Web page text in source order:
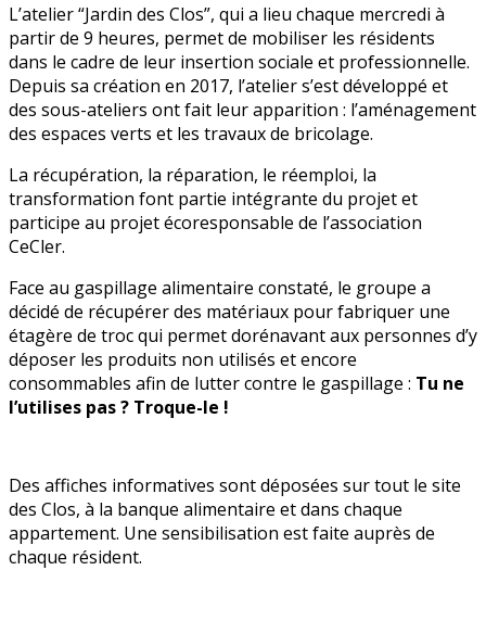
L’atelier “Jardin des Clos”, qui a lieu chaque mercredi à
partir de 9 heures, permet de mobiliser les résidents
dans le cadre de leur insertion sociale et professionnelle.
Depuis sa création en 2017, l’atelier s’est développé et
des sous-ateliers ont fait leur apparition : l’aménagement
des espaces verts et les travaux de bricolage.
La récupération, la réparation, le réemploi, la
transformation font partie intégrante du projet et
participe au projet écoresponsable de l’association
CeCler.
Face au gaspillage alimentaire constaté, le groupe a
décidé de récupérer des matériaux pour fabriquer une
étagère de troc qui permet dorénavant aux personnes d’y
déposer les produits non utilisés et encore
consommables afin de lutter contre le gaspillage : Tu ne
l’utilises pas ? Troque-le !
Des affiches informatives sont déposées sur tout le site
des Clos, à la banque alimentaire et dans chaque
appartement. Une sensibilisation est faite auprès de
chaque résident.